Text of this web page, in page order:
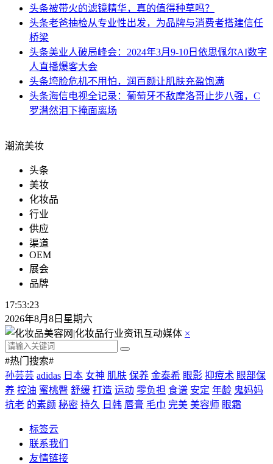
头条被带火的滤镜精华，真的值得种草吗？
头条老爸抽检从专业性出发，为品牌与消费者搭建信任
桥梁
头条美业人破局峰会：2024年3月9-10日依思佩尔AI数字
人直播爆客大会
头条垮脸危机不用怕，润百颜让肌肤充盈饱满
头条海信电视全记录：葡萄牙不敌摩洛哥止步八强，C
罗潸然泪下掩面离场
潮流美妆
头条
美妆
化妆品
行业
供应
渠道
OEM
展会
品牌
17:53:24
2026年8月8日星期六
×
#热门搜索#
孙芸芸 adidas 日本 女神 肌肤 保养 金泰希 眼影 抑痘术 眼部保
养 控油 蜜桃臀 舒缓 打造 运动 零负担 食谱 安定 年龄 鬼妈妈
抗老 的素颜 秘密 持久 日韩 唇膏 毛巾 完美 美容师 眼霜
标签云
联系我们
友情链接